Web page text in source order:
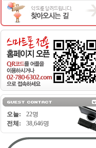
오늘:
22명
전체:
38,646명